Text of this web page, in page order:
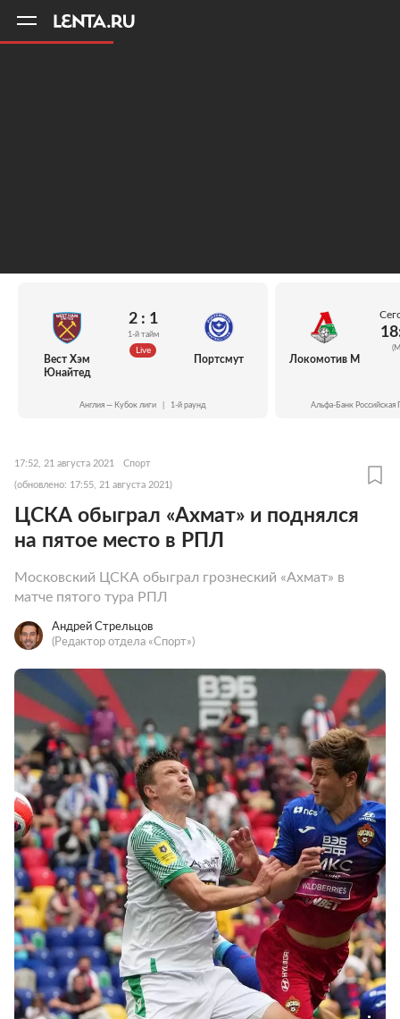
Вест Хэм
Юнайтед
2 : 1
1-й тайм
Live
Портсмут
Англия — Кубок лиги 1-й раунд
Локомотив М
Альфа-Банк Российская
17:52, 21 августа 2021 Спорт
(обновлено: 17:55, 21 августа 2021)
ЦСКА обыграл «Ахмат» и поднялся
на пятое место в РПЛ
Московский ЦСКА обыграл грознеский «Ахмат» в
матче пятого тура РПЛ
Андрей Стрельцов
(Редактор отдела «Спорт»)